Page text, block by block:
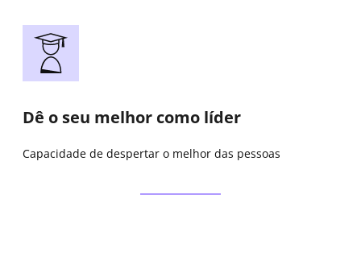
Dê o seu melhor como líder
Capacidade de despertar o melhor das pessoas